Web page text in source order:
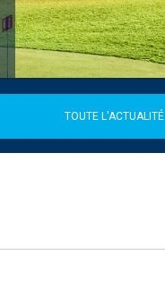
TOUTE L'ACTUALITÉ